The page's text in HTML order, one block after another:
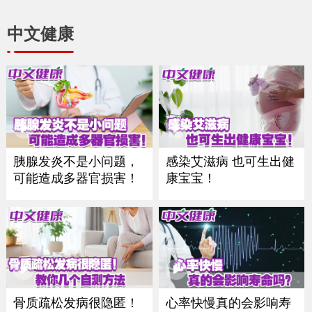
中文健康
胰腺发炎不是小问题，
可能造成多器官损害！
感染艾滋病 也可生出健
康宝宝！
骨质疏松发病很隐匿！
心率快慢真的会影响寿